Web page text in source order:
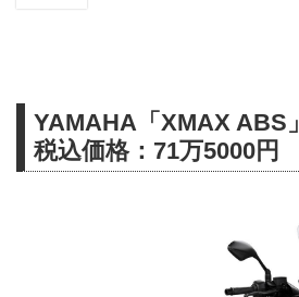
YAMAHA「XMAX ABS」
税込価格：71万5000円